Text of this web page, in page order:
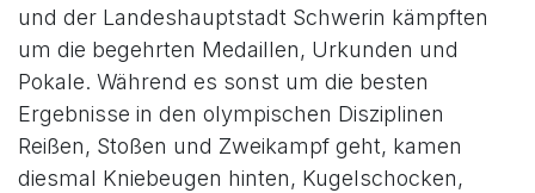
und der Landeshauptstadt Schwerin kämpften
um die begehrten Medaillen, Urkunden und
Pokale. Während es sonst um die besten
Ergebnisse in den olympischen Disziplinen
Reißen, Stoßen und Zweikampf geht, kamen
diesmal Kniebeugen hinten, Kugelschocken,